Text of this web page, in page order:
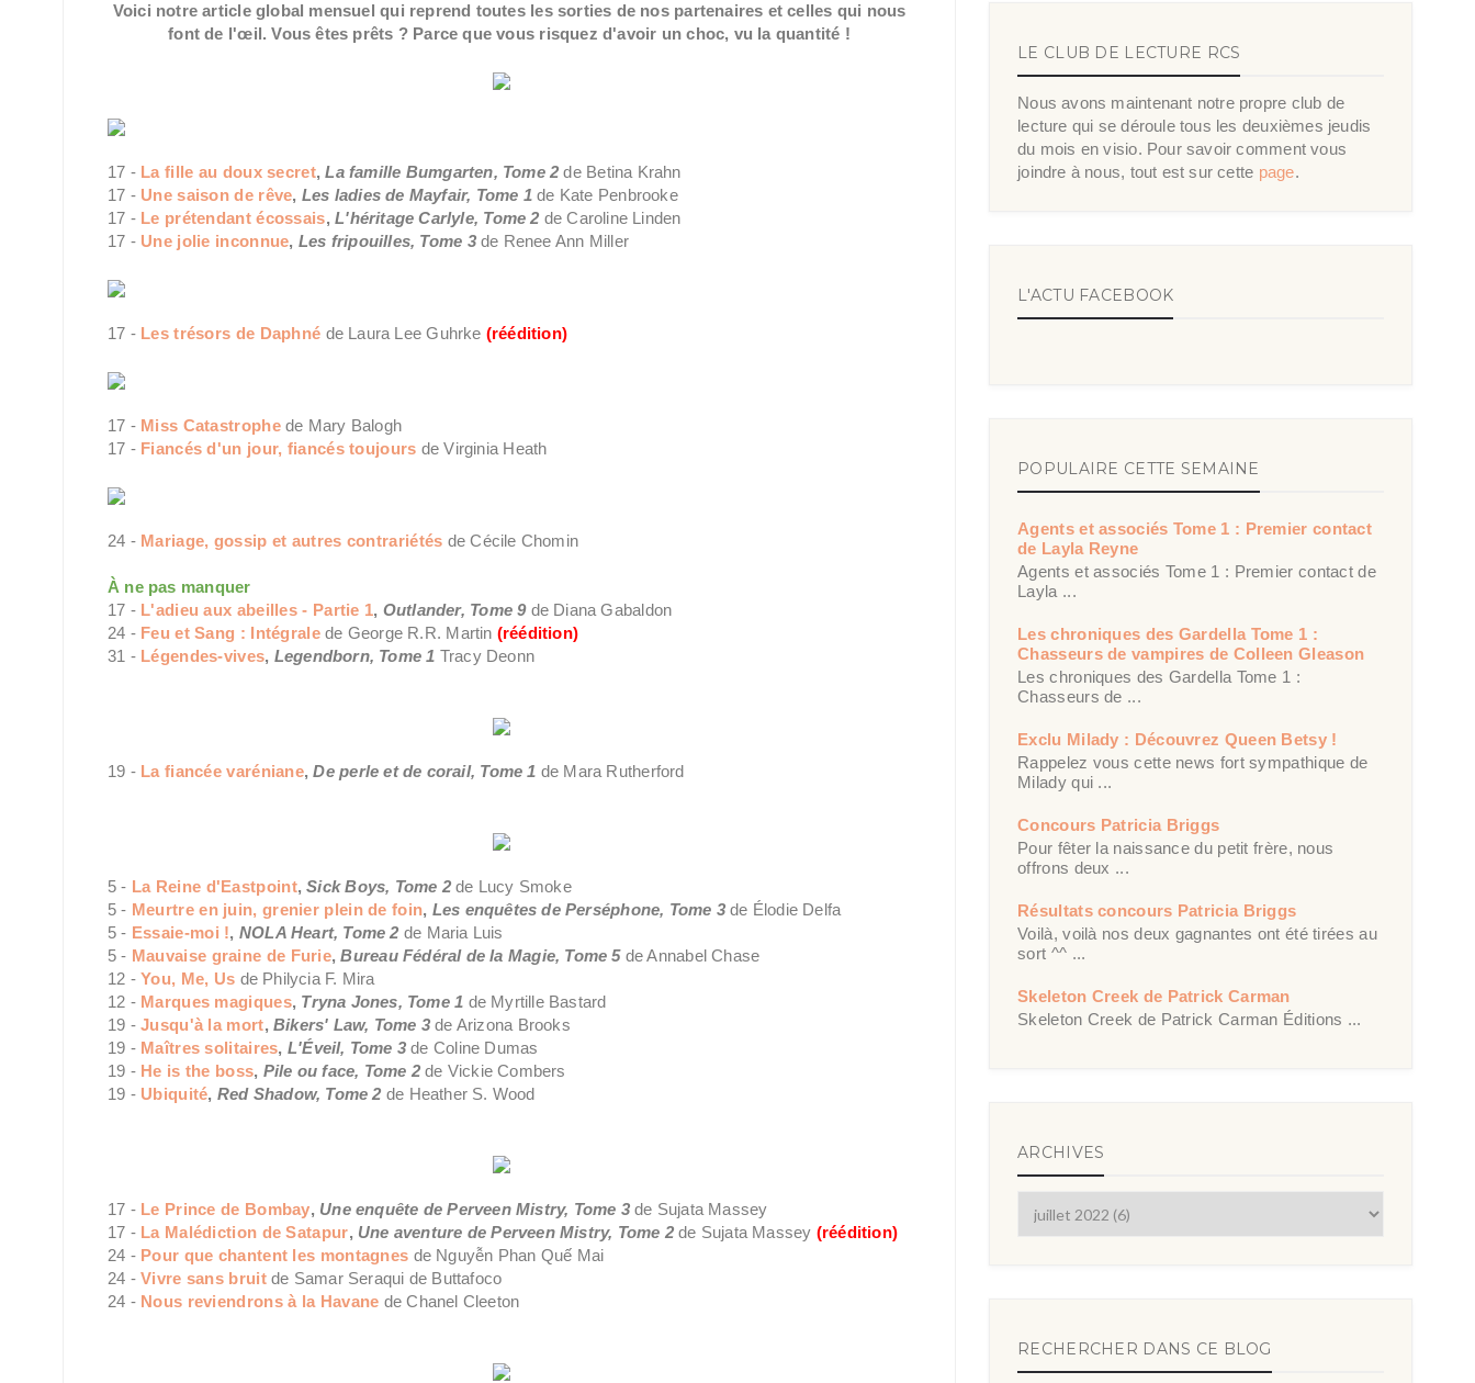
Voici notre article global mensuel qui reprend toutes les sorties de nos partenaires etcelles qui nous
font de l'œil. Vous êtes prêts ? Parce que vous risquez d'avoir un choc, vu la quantité !
17 - La fille au doux secret,La famille Bumgarten, Tome 2de Betina Krahn
17 - Une saison de rêve, Les ladies de Mayfair, Tome 1de Kate Penbrooke
17 - Le prétendant écossais,L'héritage Carlyle, Tome 2 de Caroline Linden
17 - Une jolie inconnue, Les fripouilles, Tome 3 de Renee Ann Miller
17 - Les trésors de Daphné de Laura Lee Guhrke (réédition)
17 - Miss Catastrophe de Mary Balogh
17 - Fiancés d'un jour, fiancés toujours de Virginia Heath
24 - Mariage, gossip et autres contrariétés de Cécile Chomin
À ne pas manquer
17 - L'adieu aux abeilles - Partie 1, Outlander, Tome 9 de Diana Gabaldon
24 - Feu et Sang : Intégrale de George R.R. Martin (réédition)
31 - Légendes-vives, Legendborn, Tome 1 Tracy Deonn
19 - La fiancée varéniane,De perle et de corail, Tome 1 de Mara Rutherford
5 - La Reine d'Eastpoint,Sick Boys, Tome 2de Lucy Smoke
5 - Meurtre en juin, grenier plein de foin, Les enquêtes de Perséphone, Tome 3de Élodie Delfa
5 - Essaie-moi !, NOLA Heart, Tome 2 de Maria Luis
5 - Mauvaise graine de Furie, Bureau Fédéral de la Magie, Tome 5 de Annabel Chase
12 -You, Me, Us de Philycia F. Mira
12 - Marques magiques, Tryna Jones, Tome 1 de Myrtille Bastard
19 -Jusqu'à la mort, Bikers' Law, Tome 3de Arizona Brooks
19 - Maîtres solitaires, L'Éveil, Tome 3de Coline Dumas
19 - He is the boss, Pile ou face, Tome 2de Vickie Combers
19 - Ubiquité, Red Shadow, Tome 2 de Heather S. Wood
17 - Le Prince de Bombay, Une enquête de Perveen Mistry, Tome 3de Sujata Massey
17 - La Malédiction de Satapur, Une aventure de Perveen Mistry, Tome 2de Sujata Massey (réédition)
24 - Pour que chantent les montagnes de Nguyễn Phan Quế Mai
24 -Vivre sans bruit de Samar Seraqui de Buttafoco
24 - Nous reviendrons à la Havane de Chanel Cleeton
LE CLUB DE LECTURE RCS
Nous avons maintenant notre propre club de
lecture qui se déroule tous les deuxièmes jeudis
du mois en visio. Pour savoir comment vous
joindre à nous, tout est sur cette page.
L'ACTU FACEBOOK
POPULAIRE CETTE SEMAINE
Agents et associés Tome 1 : Premier contact
de Layla Reyne
Agents et associés Tome 1 : Premier contact de
Layla ...
Les chroniques des Gardella Tome 1 :
Chasseurs de vampires de Colleen Gleason
Les chroniques des Gardella Tome 1 :
Chasseurs de ...
Exclu Milady : Découvrez Queen Betsy !
Rappelez vous cette news fort sympathique de
Milady qui ...
Concours Patricia Briggs
Pour fêter la naissance du petit frère, nous
offrons deux ...
Résultats concours Patricia Briggs
Voilà, voilà nos deux gagnantes ont été tirées au
sort ^^ ...
Skeleton Creek de Patrick Carman
Skeleton Creek de Patrick Carman Éditions ...
ARCHIVES
RECHERCHER DANS CE BLOG